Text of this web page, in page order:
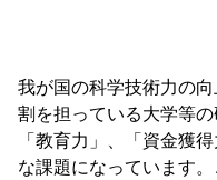
我が国の科学技術力の
割を担っている大学等
「教育力」、「資金獲
な課題になっています